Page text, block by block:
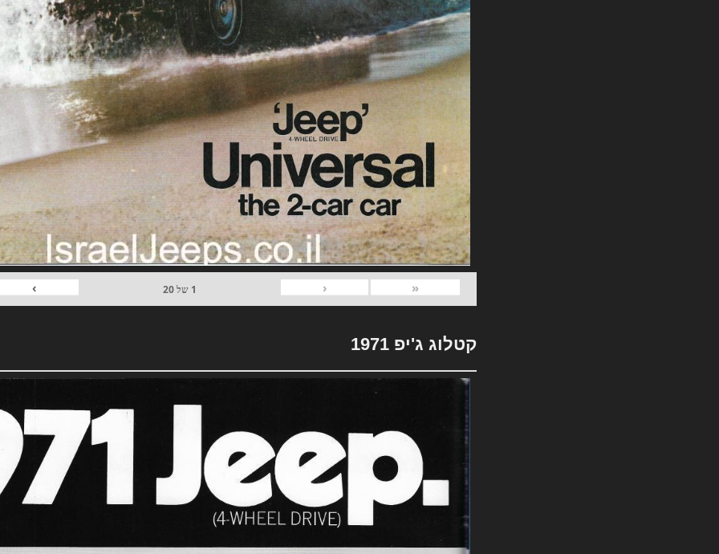
«
‹
1 של20
›
קטלוג ג'יפ 1971